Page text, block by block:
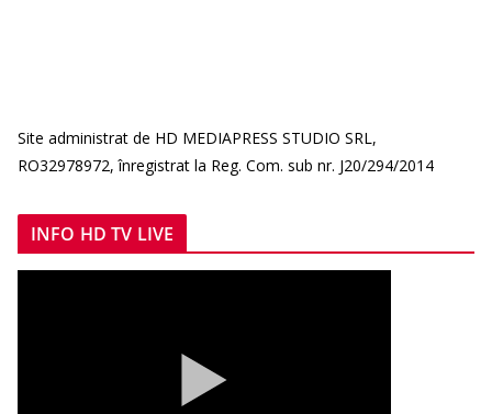
Site administrat de HD MEDIAPRESS STUDIO SRL,
RO32978972, înregistrat la Reg. Com. sub nr. J20/294/2014
INFO HD TV LIVE